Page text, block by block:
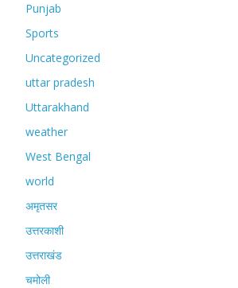
Punjab
Sports
Uncategorized
uttar pradesh
Uttarakhand
weather
West Bengal
world
अमृतसर
उत्तरकाशी
उत्तराखंड
चमोली